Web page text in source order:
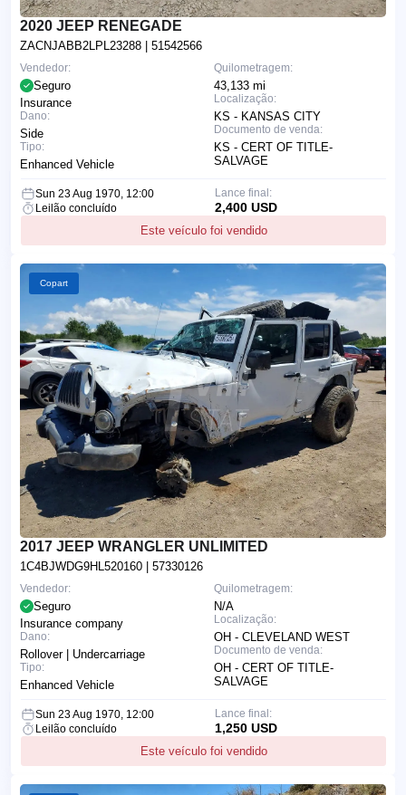
2020 JEEP RENEGADE
ZACNJABB2LPL23288 | 51542566
Quilometragem:
43,133 mi
Localização:
KS - KANSAS CITY
Documento de venda:
KS - CERT OF TITLE-
SALVAGE
Vendedor:
Seguro
Insurance
Dano:
Side
Tipo:
Enhanced Vehicle
Sun 23 Aug 1970, 12:00
Leilão concluído
Este veículo foi vendido
Lance final:
2,400 USD
Copart
2017 JEEP WRANGLER UNLIMITED
1C4BJWDG9HL520160 | 57330126
Quilometragem:
N/A
Localização:
OH - CLEVELAND WEST
Documento de venda:
OH - CERT OF TITLE-
SALVAGE
Vendedor:
Seguro
Insurance company
Dano:
Rollover | Undercarriage
Tipo:
Enhanced Vehicle
Sun 23 Aug 1970, 12:00
Leilão concluído
Este veículo foi vendido
Lance final:
1,250 USD